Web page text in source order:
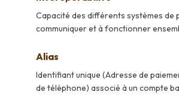
Capacité des différents systèmes de
communiquer et à fonctionner
Alias
Identifiant unique (Adresse de
de téléphone) associé à un compte